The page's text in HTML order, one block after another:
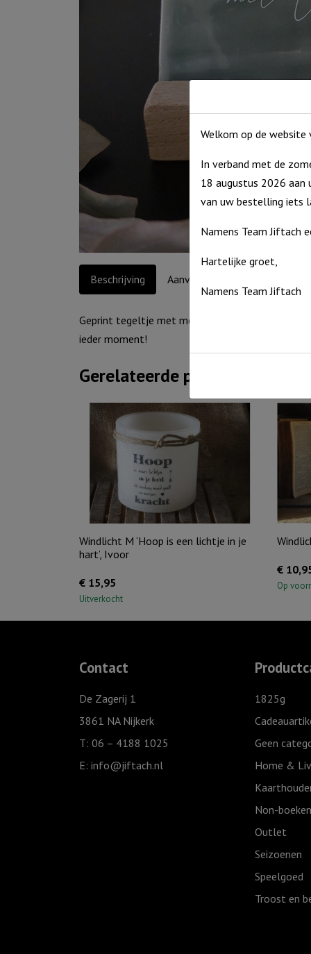
Beschrijving Aanvullende informatie
Geprint tegeltje met mooie tekst. Dit tegeltje
ieder moment!
Gerelateerde producten
Windlicht M ‘Hoop is een lichtje in je
hart’, Ivoor
€ 15,95
Uitverkocht
€
Op
Contact
De Zagerij 1
3861 NA Nijkerk
T: 06 – 4188 1025
E: info@jiftach.nl
1825g
Geen
Home &
Non-
Outlet
Seizoenen
Speelgoed
Troost en
Welkom op de website
In verband met de
18 augustus 2026 aan
van uw bestelling iets
Namens Team Jiftach
Hartelijke groet,
Namens Team Jiftach